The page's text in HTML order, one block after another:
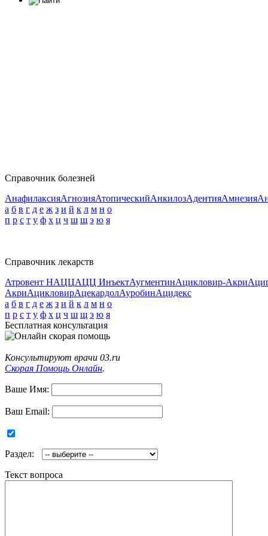
Справочник болезней
АнафилаксияАгнозияАтопическийАнкилозАдентияАмнезия
а б в г д е ж з и й к л м н о
п р с т у ф х ц ч ш щ э ю я
Справочник лекарств
Атровент НАЦЦАЦЦ ИнъектАугментинАцикловир-Акри
АкриАцикловирАцекардолАуробинАцидекс
а б в г д е ж з и й к л м н о
п р с т у ф х ц ч ш щ э ю я
Бесплатная консультация
Консультируют врачи 03.ru
Скорая Помощь Онлайн.
Ваше Имя:
Ваш Email:
Раздел:
Текст вопроса